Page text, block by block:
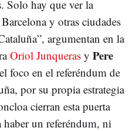
Solo hay que ver la
y otras ciudades
argumentan en la
Oriol Junqueras y Pere
foco en el referéndum de
por su propia estrategia
cierran esta puerta
un referéndum, ni